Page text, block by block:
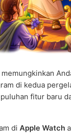
di kedua
fitur baru
di Apple Watch